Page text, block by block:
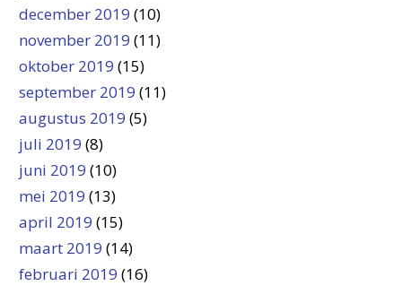
december 2019 (10)
november 2019 (11)
oktober 2019 (15)
september 2019 (11)
augustus 2019 (5)
juli 2019 (8)
juni 2019 (10)
mei 2019 (13)
april 2019 (15)
maart 2019 (14)
februari 2019 (16)